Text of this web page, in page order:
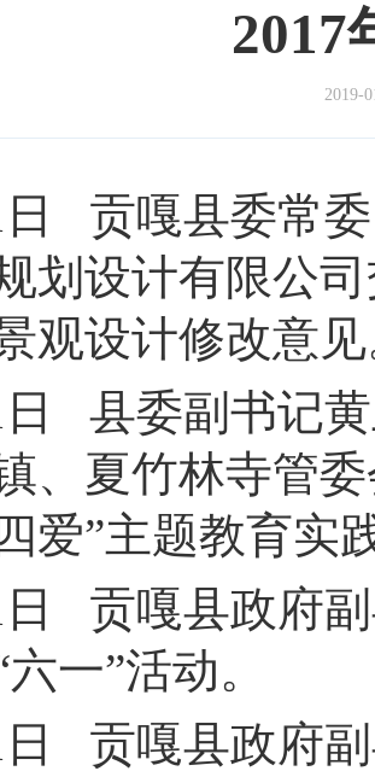
2017
2019-
日 贡嘎县委常
划设计有限公
观设计修改意
日 县委副书记
、夏竹林寺管
爱”主题教育实
日 贡嘎县政府
六一”活动。
日 贡嘎县政府